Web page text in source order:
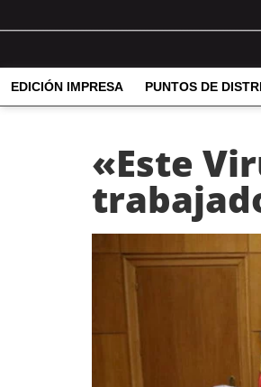
EDICIÓN IMPRESA PUNTOS DE
«Este